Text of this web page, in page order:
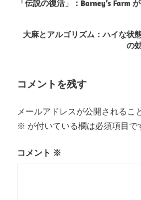
稿
ナ
ー
シ
ョ
ン
「伝説の復活」：Barney’s Farm
大麻とアルゴリズム：ハイな状
の
コメントを残す
メールアドレスが公開されるこ
※ が付いている欄は必須項目で
コメント ※